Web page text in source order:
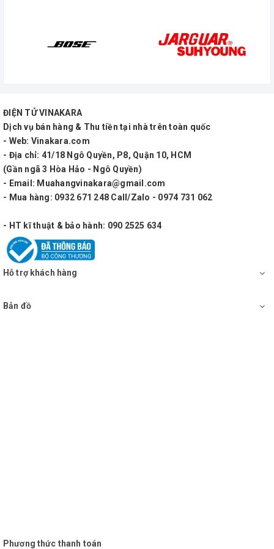
phù hợp cho resort, nhà vườn, cafe chất lượng
ĐIỆN TỬ VINAKARA
Dịch vụ bán hàng & Thu tiền tại nhà trên toàn quốc
- Web: Vinakara.com
- Địa chỉ: 41/18 Ngô Quyền, P8, Quận 10, HCM
(Gần ngã 3 Hòa Hảo - Ngô Quyền)
- Email: Muahangvinakara@gmail.com
- Mua hàng: 0932 671 248 Call/Zalo - 0974 731 062
- HT kĩ thuật & bảo hành: 090 2525 634
Hỗ trợ khách hàng
Bản đồ
Phương thức thanh toán